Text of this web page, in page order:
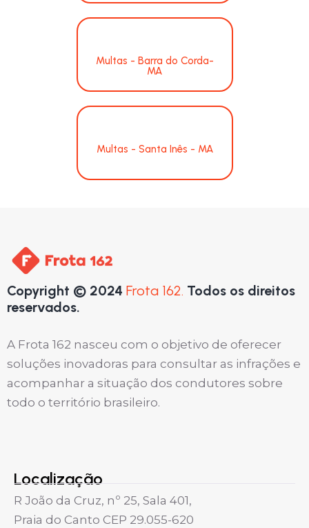
Multas - Barra do Corda-
MA
Multas - Santa Inês - MA
Copyright © 2024 Frota 162. Todos os direitos
reservados.
A Frota 162 nasceu com o objetivo de oferecer
soluções inovadoras para consultar as infrações e
acompanhar a situação dos condutores sobre
todo o território brasileiro.
Localização
R João da Cruz, nº 25, Sala 401,
Praia do Canto CEP 29.055-620